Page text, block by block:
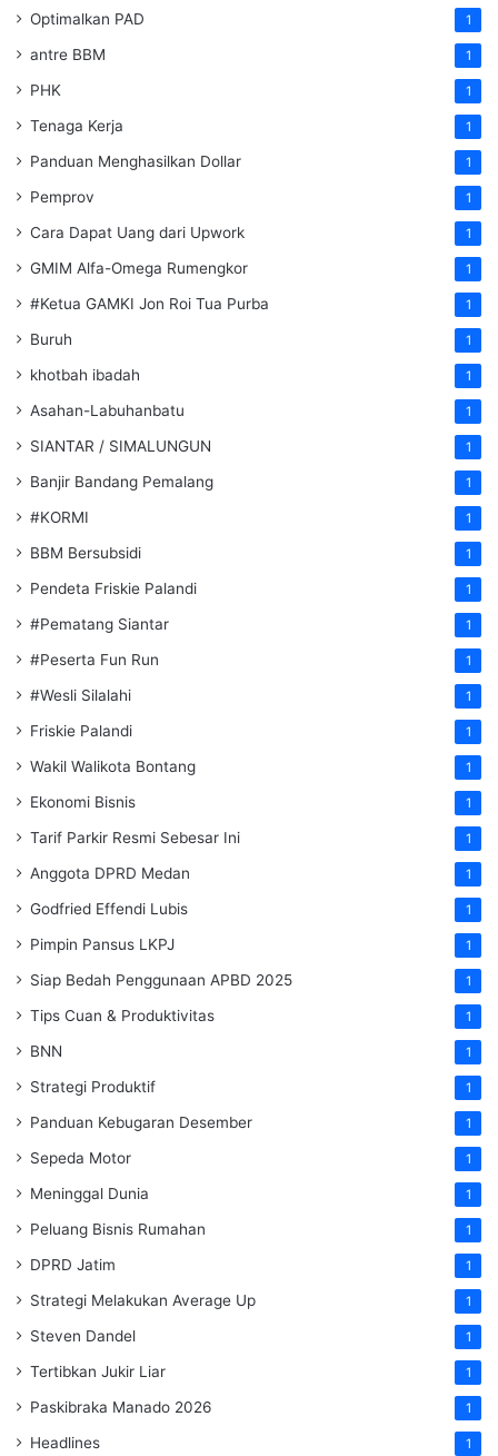
Optimalkan PAD 1
antre BBM 1
PHK 1
Tenaga Kerja 1
Panduan Menghasilkan Dollar 1
Pemprov 1
Cara Dapat Uang dari Upwork 1
GMIM Alfa-Omega Rumengkor 1
#Ketua GAMKI Jon Roi Tua Purba 1
Buruh 1
khotbah ibadah 1
Asahan-Labuhanbatu 1
SIANTAR / SIMALUNGUN 1
Banjir Bandang Pemalang 1
#KORMI 1
BBM Bersubsidi 1
Pendeta Friskie Palandi 1
#Pematang Siantar 1
#Peserta Fun Run 1
#Wesli Silalahi 1
Friskie Palandi 1
Wakil Walikota Bontang 1
Ekonomi Bisnis 1
Tarif Parkir Resmi Sebesar Ini 1
Anggota DPRD Medan 1
Godfried Effendi Lubis 1
Pimpin Pansus LKPJ 1
Siap Bedah Penggunaan APBD 2025 1
Tips Cuan & Produktivitas 1
BNN 1
Strategi Produktif 1
Panduan Kebugaran Desember 1
Sepeda Motor 1
Meninggal Dunia 1
Peluang Bisnis Rumahan 1
DPRD Jatim 1
Strategi Melakukan Average Up 1
Steven Dandel 1
Tertibkan Jukir Liar 1
Paskibraka Manado 2026 1
Headlines 1